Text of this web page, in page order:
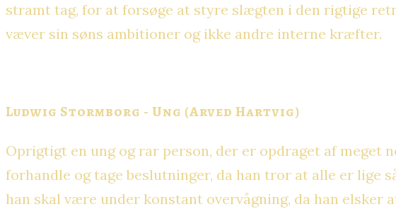
stramt tag, for at forsøge at styre slægten i den rigtige
væver sin søns ambitioner og ikke andre interne kræfter.
Ludwig Stormborg - Ung (Arved Hartvig)
Oprigtigt en ung og rar person, der er opdraget af
forhandle og tage beslutninger, da han tror at alle er
han skal være under konstant overvågning, da han elsker